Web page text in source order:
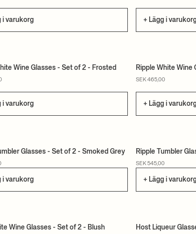
i varukorg + Lägg i
Wine Glasses - Set of 2 - Frosted
i varukorg
Ripple White Wine
SEK 465,00
+ Lägg i
Glasses - Set of 2 - Smoked Grey
i varukorg
Ripple Tumbler
SEK 545,00
+ Lägg i
Wine Glasses - Set of 2 - Blush Host Liqueur